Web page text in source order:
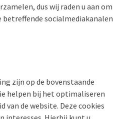
dus wij raden u aan om
betreffende socialmediakanalen
zijn op de bovenstaande
helpen bij het optimaliseren
van de website. Deze cookies